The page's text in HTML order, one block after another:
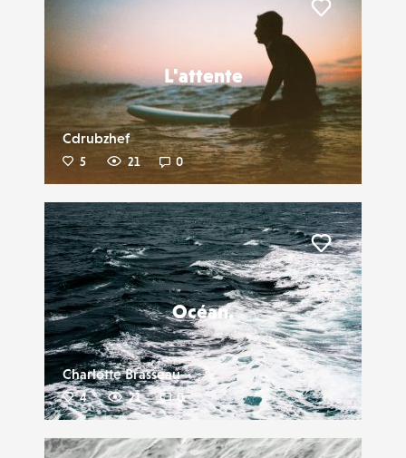
L'attente
Cdrubzhef
5 21 0
Océan.
Charlotte Brasseau
4 21 0
Liker